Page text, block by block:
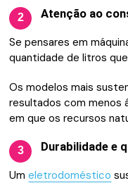
2 Atenção ao
Se pensares em
quantidade de litros
Os modelos mais
resultados com menos
em que os recursos
3 Durabilidade e
Umeletrodoméstico